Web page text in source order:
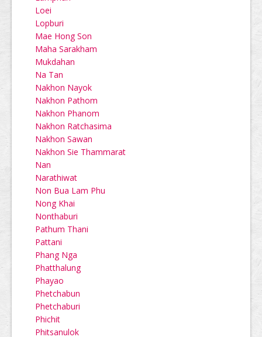
Loei
Lopburi
Mae Hong Son
Maha Sarakham
Mukdahan
Na Tan
Nakhon Nayok
Nakhon Pathom
Nakhon Phanom
Nakhon Ratchasima
Nakhon Sawan
Nakhon Sie Thammarat
Nan
Narathiwat
Non Bua Lam Phu
Nong Khai
Nonthaburi
Pathum Thani
Pattani
Phang Nga
Phatthalung
Phayao
Phetchabun
Phetchaburi
Phichit
Phitsanulok